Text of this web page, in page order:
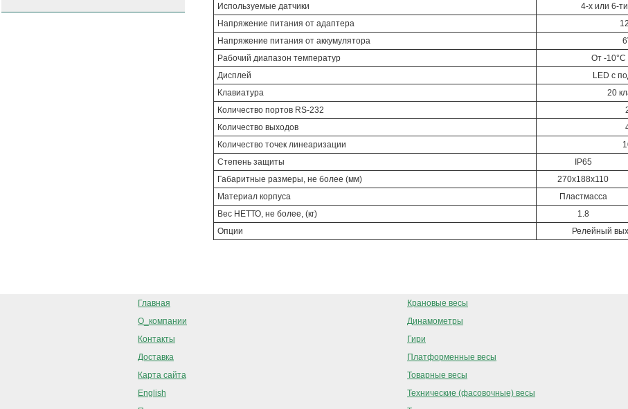
Используемые датчики
4-х или 6-
Напряжение питания от адаптера
Напряжение питания от аккумулятора
Рабочий диапазон температур
От -10°C
Дисплей
LED с
Клавиатура
20
Количество портов RS-232
Количество выходов
Количество точек линеаризации
Степень защиты
IP65
Габаритные размеры, не более (мм)
270х188х110
Материал корпуса
Пластмасса
Вес НЕТТО, не более, (кг)
1.8
Опции
Релейный
Главная
О_компании
Контакты
Доставка
Карта сайта
English
Крановые весы
Динамометры
Гири
Платформенные весы
Товарные весы
Технические (фасовочные) весы